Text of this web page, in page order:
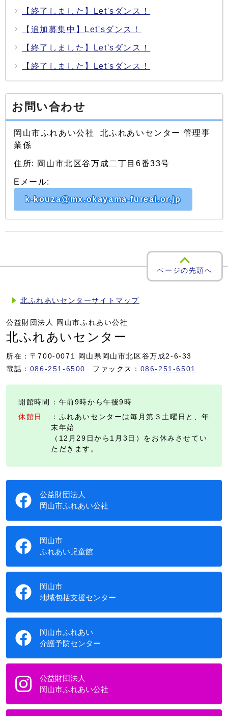
【終了しました】Let'sダンス！
【追加募集中】Let'sダンス！
【終了しました】Let'sダンス！
【終了しました】Let'sダンス！
お問い合わせ
岡山市ふれあい公社 北ふれあいセンター 管理事
業係
住所: 岡山市北区谷万成二丁目6番33号
Eメール:
k-kouza@mx.okayama-fureai.or.jp
ページの先頭へ
北ふれあいセンターサイトマップ
公益財団法人 岡山市ふれあい公社
北ふれあいセンター
所在：〒700-0071 岡山県岡山市北区谷万成2-6-33
電話： 086-251-6500 ファックス： 086-251-6501
開館時間
：午前9時から午後9時
休館日
：ふれあいセンターは毎月第３土曜日と、年
末年始
（12月29日から1月3日）をお休みさせてい
ただきます。
公益財団法人
岡山市ふれあい公社
岡山市
ふれあい児童館
岡山市
地域包括支援センター
岡山市ふれあい
介護予防センター
公益財団法人
岡山市ふれあい公社